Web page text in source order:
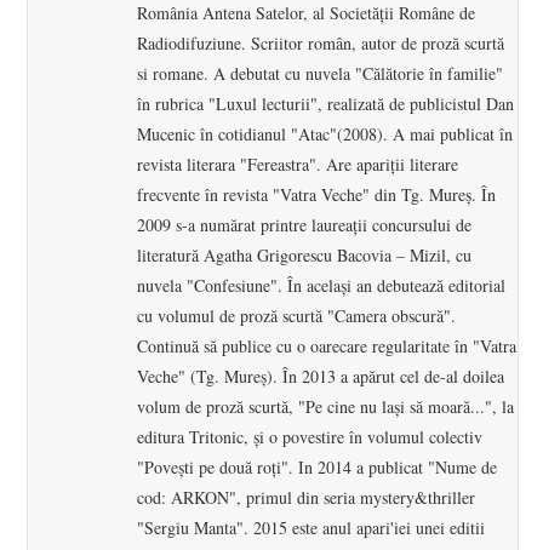
România Antena Satelor, al Societăţii Române de
Radiodifuziune. Scriitor român, autor de proză scurtă
si romane. A debutat cu nuvela "Călătorie în familie"
în rubrica "Luxul lecturii", realizată de publicistul Dan
Mucenic în cotidianul "Atac"(2008). A mai publicat în
revista literara "Fereastra". Are apariţii literare
frecvente în revista "Vatra Veche" din Tg. Mureş. În
2009 s-a numărat printre laureații concursului de
literatură Agatha Grigorescu Bacovia – Mizil, cu
nuvela "Confesiune". În acelaşi an debutează editorial
cu volumul de proză scurtă "Camera obscură".
Continuă să publice cu o oarecare regularitate în "Vatra
Veche" (Tg. Mureş). În 2013 a apărut cel de-al doilea
volum de proză scurtă, "Pe cine nu laşi să moară...", la
editura Tritonic, şi o povestire în volumul colectiv
"Poveşti pe două roţi". In 2014 a publicat "Nume de
cod: ARKON", primul din seria mystery&thriller
"Sergiu Manta". 2015 este anul apari'iei unei editii